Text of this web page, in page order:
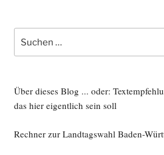
nach:
Über dieses Blog ... oder:
das hier eigentlich sein soll
Rechner zur Landtagswahl Baden-